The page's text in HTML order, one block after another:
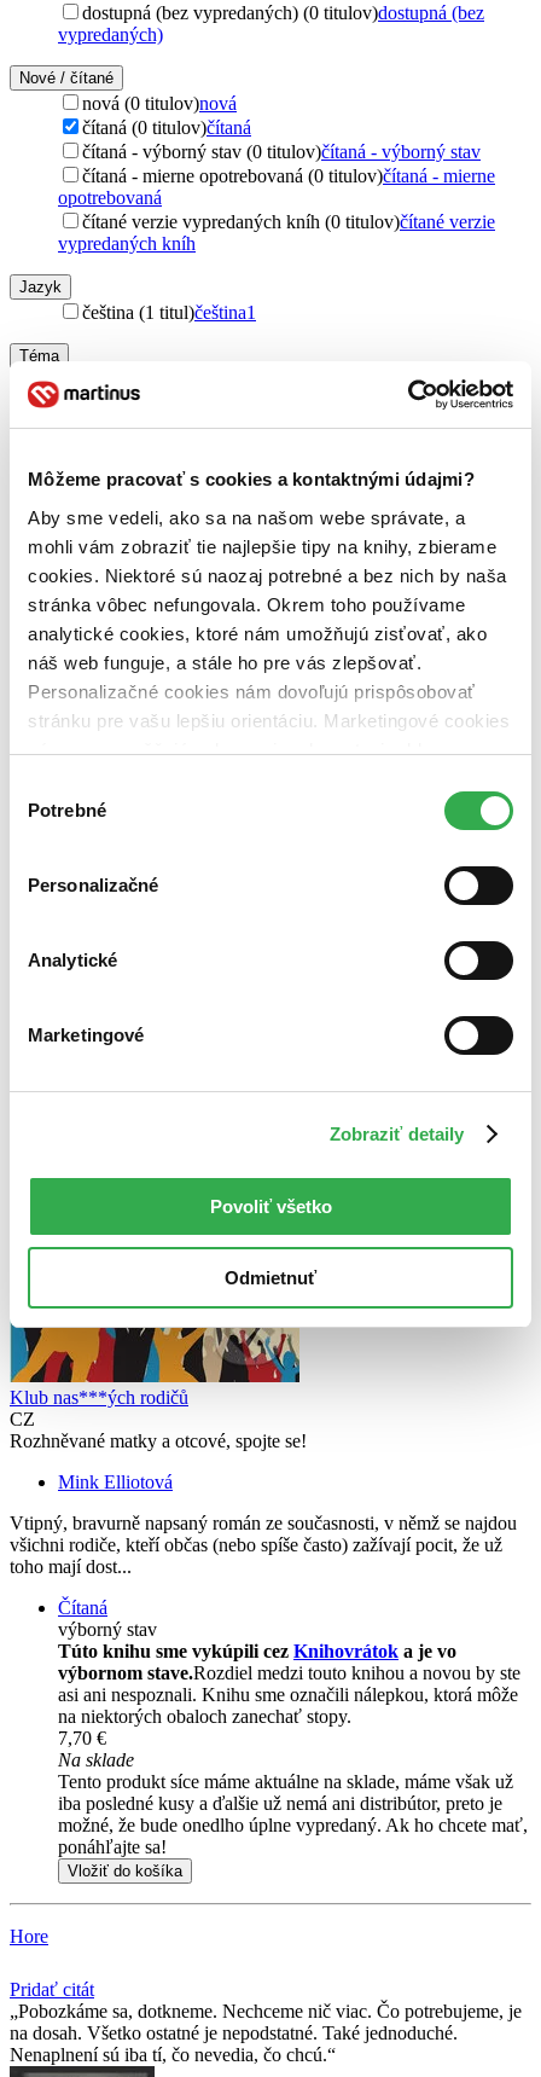
Môžeme pracovať s cookies a kontaktnými údajmi?
Aby sme vedeli, ako sa na našom webe správate, a
mohli vám zobraziť tie najlepšie tipy na knihy, zbierame
cookies. Niektoré sú naozaj potrebné a bez nich by naša
stránka vôbec nefungovala. Okrem toho používame
analytické cookies, ktoré nám umožňujú zisťovať, ako
náš web funguje, a stále ho pre vás zlepšovať.
Personalizačné cookies nám dovoľujú prispôsobovať
stránku pre vašu lepšiu orientáciu. Marketingové cookies
nám zas umožňujú zobrazenie relevantnej reklamy.
nám pomohlo, keby sme mohli používať všetky tieto
súhlasu
Potrebné
Personalizačné
Analytické
Marketingové
Zobraziť detaily
Povoliť všetko
Odmietnuť
dostupná (bez vypredaných) (0 titulov)dostupná (bez
vypredaných)
Nové / čítané
nová (0 titulov)nová
čítaná (0 titulov)čítaná
čítaná - výborný stav (0 titulov)čítaná - výborný stav
čítaná - mierne opotrebovaná (0 titulov)čítaná - mierne
opotrebovaná
čítané verzie vypredaných kníh (0 titulov)čítané verzie
vypredaných kníh
Jazyk
čeština (1 titul)čeština1
Téma
satira (1 titul)
Vydavateľstvo
pevná väzba (1 titul)pevná väzba1
Zoradiť
Bestsellery
Top hodnotené
Najlacnejšie
Klub nas***ých rodičů
CZ
Rozhněvané matky a otcové, spojte se!
Mink Elliotová
Vtipný, bravurně napsaný román ze současnosti, v němž se najdou
všichni rodiče, kteří občas (nebo spíše často) zažívají pocit, že už
toho mají dost...
Čítaná
výborný stav
Túto knihu sme vykúpili cez Knihovrátok a je vo
výbornom stave.Rozdiel medzi touto knihou a novou by ste
asi ani nespoznali. Knihu sme označili nálepkou, ktorá môže
na niektorých obaloch zanechať stopy.
7,70 €
Na sklade
Tento produkt síce máme aktuálne na sklade, máme však už
iba posledné kusy a ďalšie už nemá ani distribútor, preto je
možné, že bude onedlho úplne vypredaný. Ak ho chcete mať,
ponáhľajte sa!
Vložiť do košíka
Hore
Pridať citát
Pobozkáme sa, dotkneme. Nechceme nič viac. Čo potrebujeme, je
na dosah. Všetko ostatné je nepodstatné. Také jednoduché.
Nenaplnení sú iba tí, čo nevedia, čo chcú.